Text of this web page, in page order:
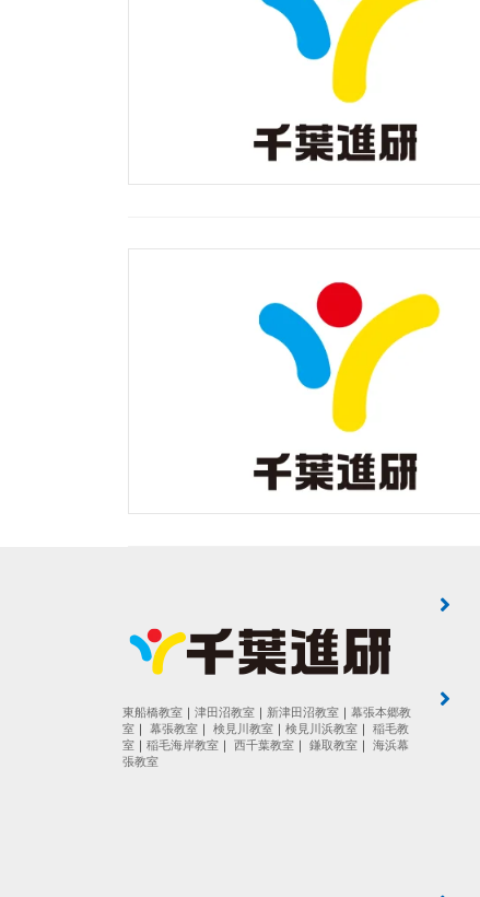
東船橋教室 津田沼教室 新津田沼教室
幕張本郷教
室
幕張教室 検見川教室 検見川浜教室
稲毛教
室
稲毛海岸教室 西千葉教室 鎌取教室
海浜幕
張教室